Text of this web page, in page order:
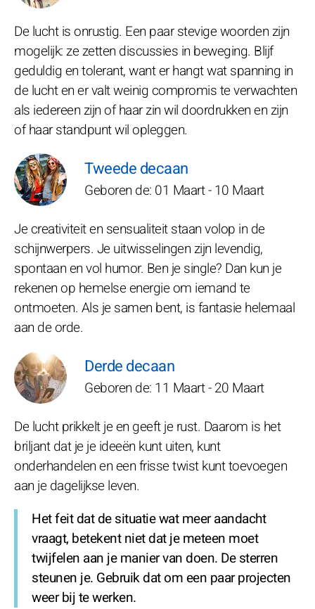
De lucht is onrustig. Een paar stevige woorden zijn
mogelijk: ze zetten discussies in beweging. Blijf
geduldig en tolerant, want er hangt wat spanning in
de lucht en er valt weinig compromis te verwachten
als iedereen zijn of haar zin wil doordrukken en zijn
of haar standpunt wil opleggen.
Tweede decaan
Geboren de: 01 Maart - 10 Maart
Je creativiteit en sensualiteit staan volop in de
schijnwerpers. Je uitwisselingen zijn levendig,
spontaan en vol humor. Ben je single? Dan kun je
rekenen op hemelse energie om iemand te
ontmoeten. Als je samen bent, is fantasie helemaal
aan de orde.
Derde decaan
Geboren de: 11 Maart - 20 Maart
De lucht prikkelt je en geeft je rust. Daarom is het
briljant dat je je ideeën kunt uiten, kunt
onderhandelen en een frisse twist kunt toevoegen
aan je dagelijkse leven.
Het feit dat de situatie wat meer aandacht
vraagt, betekent niet dat je meteen moet
twijfelen aan je manier van doen. De sterren
steunen je. Gebruik dat om een paar projecten
weer bij te werken.